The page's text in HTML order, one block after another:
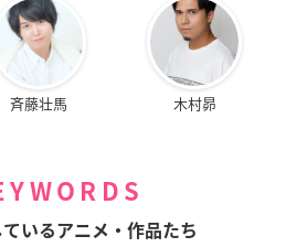
斉藤壮馬 木村昴
いるアニメ・作品たち